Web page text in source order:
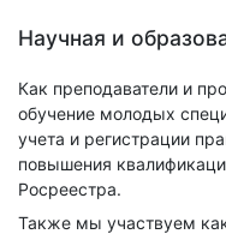
Научная и
Как преподаватели и
обучение молодых
учета и регистрации
повышения
Росреестра.
Также мы участвуем